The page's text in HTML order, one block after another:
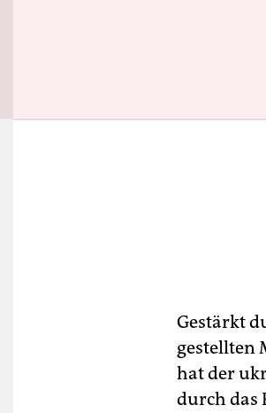
Gestärkt
gestellten
hat der
durch das